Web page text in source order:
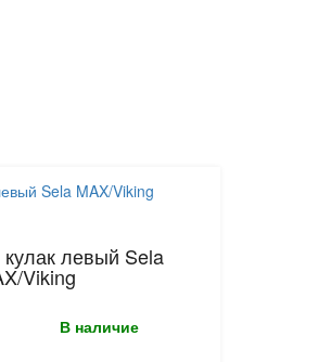
левый Sela
Viking
В наличие